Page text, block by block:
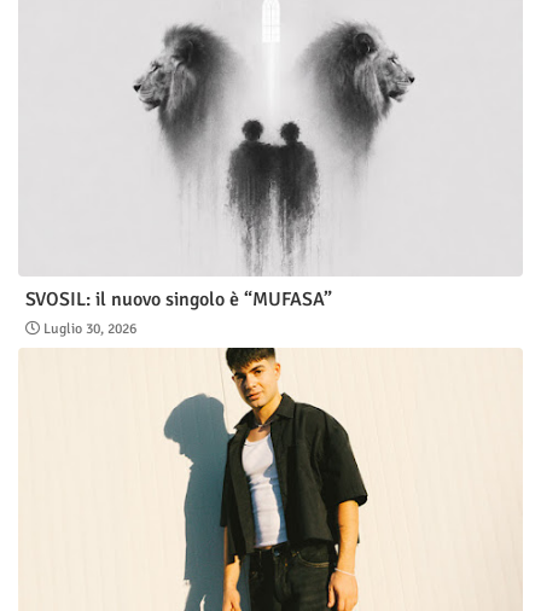
SVOSIL: il nuovo singolo è “MUFASA”
Luglio 30, 2026